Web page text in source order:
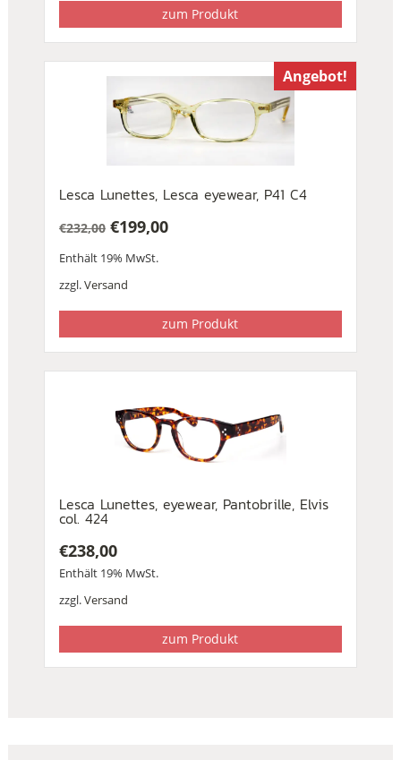
zum Produkt
Angebot!
Lesca Lunettes, Lesca eyewear, P41 C4
€232,00
Preis
war:
€199,00
Preis
ist:
Enthält 19% MwSt.
zzgl.Versand
zum Produkt
Lesca Lunettes, eyewear, Pantobrille, Elvis
col. 424
€238,00
Enthält 19% MwSt.
zzgl.Versand
zum Produkt